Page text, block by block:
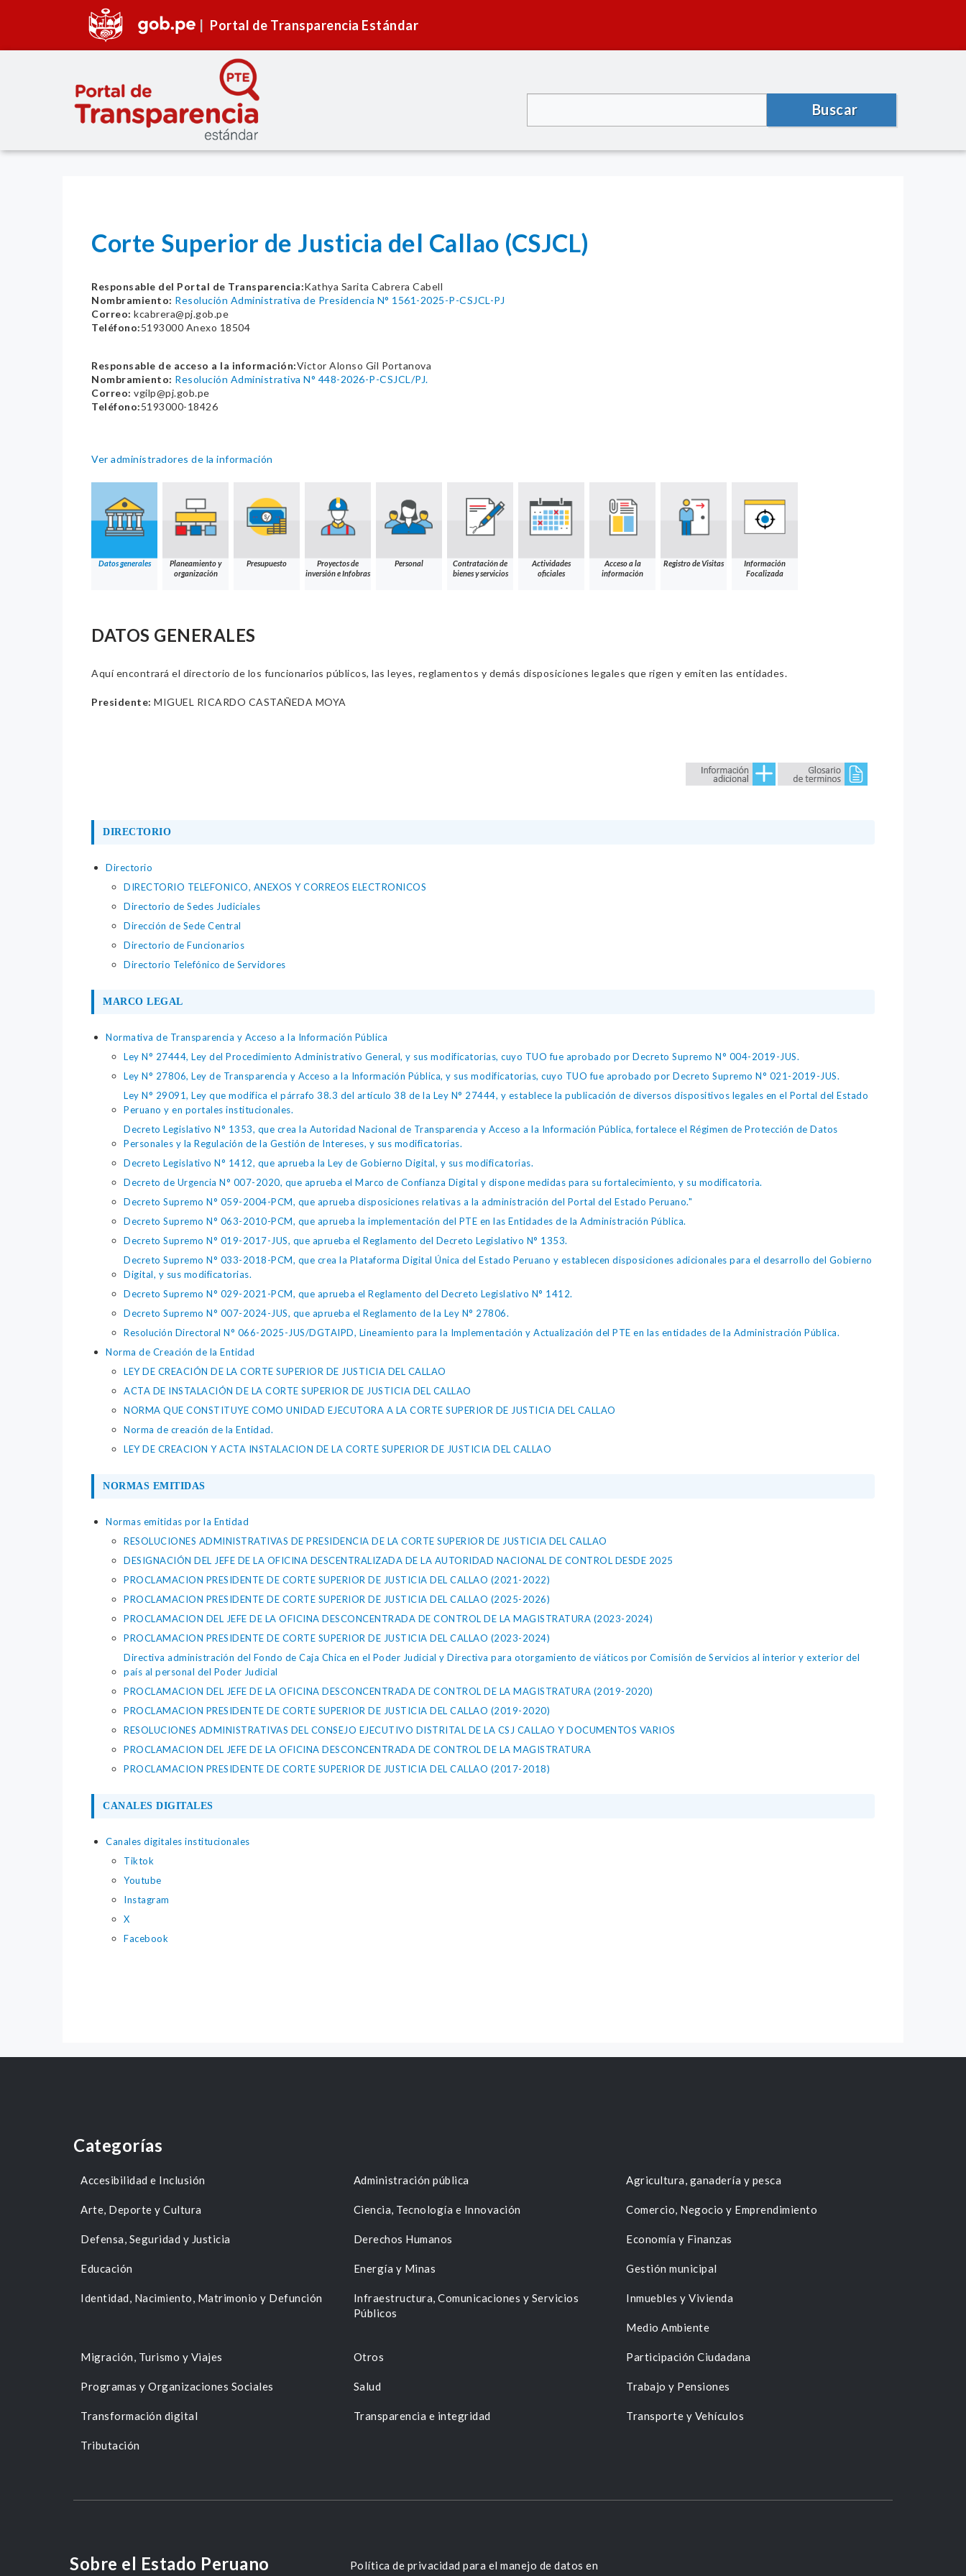
Portal de Transparencia Estándar
Buscar
Corte Superior de Justicia del Callao (CSJCL)
Responsable del Portal de Transparencia:Kathya Sarita Cabrera Cabell
Nombramiento: Resolución Administrativa de Presidencia N° 1561-2025-P-CSJCL-PJ
Correo: kcabrera@pj.gob.pe
Teléfono:5193000 Anexo 18504
Responsable de acceso a la información:Victor Alonso Gil Portanova
Nombramiento: Resolución Administrativa N° 448-2026-P-CSJCL/PJ.
Correo: vgilp@pj.gob.pe
Teléfono:5193000-18426
Ver administradores de la información
Datos generales
Planeamiento y
organización
Presupuesto
Proyectos de
inversión e Infobras
Personal
Contratación de
bienes y servicios
Actividades
oficiales
Acceso a la
información
Registro de Visitas
Información
Focalizada
DATOS GENERALES
Aquí encontrará el directorio de los funcionarios públicos, las leyes, reglamentos y demás disposiciones legales que rigen y emiten las entidades.
Presidente: MIGUEL RICARDO CASTAÑEDA MOYA
DIRECTORIO
Directorio
DIRECTORIO TELEFONICO, ANEXOS Y CORREOS ELECTRONICOS
Directorio de Sedes Judiciales
Dirección de Sede Central
Directorio de Funcionarios
Directorio Telefónico de Servidores
MARCO LEGAL
Normativa de Transparencia y Acceso a la Información Pública
Ley N° 27444, Ley del Procedimiento Administrativo General, y sus modificatorias, cuyo TUO fue aprobado por Decreto Supremo N° 004-2019-JUS.
Ley N° 27806, Ley de Transparencia y Acceso a la Información Pública, y sus modificatorias, cuyo TUO fue aprobado por Decreto Supremo N° 021-2019-JUS.
Ley N° 29091, Ley que modifica el párrafo 38.3 del artículo 38 de la Ley N° 27444, y establece la publicación de diversos dispositivos legales en el Portal del Estado
Peruano y en portales institucionales.
Decreto Legislativo N° 1353, que crea la Autoridad Nacional de Transparencia y Acceso a la Información Pública, fortalece el Régimen de Protección de Datos
Personales y la Regulación de la Gestión de Intereses, y sus modificatorias.
Decreto Legislativo N° 1412, que aprueba la Ley de Gobierno Digital, y sus modificatorias.
Decreto de Urgencia N° 007-2020, que aprueba el Marco de Confianza Digital y dispone medidas para su fortalecimiento, y su modificatoria.
Decreto Supremo N° 059-2004-PCM, que aprueba disposiciones relativas a la administración del Portal del Estado Peruano."
Decreto Supremo N° 063-2010-PCM, que aprueba la implementación del PTE en las Entidades de la Administración Pública.
Decreto Supremo N° 019-2017-JUS, que aprueba el Reglamento del Decreto Legislativo N° 1353.
Decreto Supremo N° 033-2018-PCM, que crea la Plataforma Digital Única del Estado Peruano y establecen disposiciones adicionales para el desarrollo del Gobierno
Digital, y sus modificatorias.
Decreto Supremo N° 029-2021-PCM, que aprueba el Reglamento del Decreto Legislativo N° 1412.
Decreto Supremo N° 007-2024-JUS, que aprueba el Reglamento de la Ley N° 27806.
Resolución Directoral N° 066-2025-JUS/DGTAIPD, Lineamiento para la Implementación y Actualización del PTE en las entidades de la Administración Pública.
Norma de Creación de la Entidad
LEY DE CREACIÓN DE LA CORTE SUPERIOR DE JUSTICIA DEL CALLAO
ACTA DE INSTALACIÓN DE LA CORTE SUPERIOR DE JUSTICIA DEL CALLAO
NORMA QUE CONSTITUYE COMO UNIDAD EJECUTORA A LA CORTE SUPERIOR DE JUSTICIA DEL CALLAO
Norma de creación de la Entidad.
LEY DE CREACION Y ACTA INSTALACION DE LA CORTE SUPERIOR DE JUSTICIA DEL CALLAO
NORMAS EMITIDAS
Normas emitidas por la Entidad
RESOLUCIONES ADMINISTRATIVAS DE PRESIDENCIA DE LA CORTE SUPERIOR DE JUSTICIA DEL CALLAO
DESIGNACIÓN DEL JEFE DE LA OFICINA DESCENTRALIZADA DE LA AUTORIDAD NACIONAL DE CONTROL DESDE 2025
PROCLAMACION PRESIDENTE DE CORTE SUPERIOR DE JUSTICIA DEL CALLAO (2021-2022)
PROCLAMACION PRESIDENTE DE CORTE SUPERIOR DE JUSTICIA DEL CALLAO (2025-2026)
PROCLAMACION DEL JEFE DE LA OFICINA DESCONCENTRADA DE CONTROL DE LA MAGISTRATURA (2023-2024)
PROCLAMACION PRESIDENTE DE CORTE SUPERIOR DE JUSTICIA DEL CALLAO (2023-2024)
Directiva administración del Fondo de Caja Chica en el Poder Judicial y Directiva para otorgamiento de viáticos por Comisión de Servicios al interior y exterior del
país al personal del Poder Judicial
PROCLAMACION DEL JEFE DE LA OFICINA DESCONCENTRADA DE CONTROL DE LA MAGISTRATURA (2019-2020)
PROCLAMACION PRESIDENTE DE CORTE SUPERIOR DE JUSTICIA DEL CALLAO (2019-2020)
RESOLUCIONES ADMINISTRATIVAS DEL CONSEJO EJECUTIVO DISTRITAL DE LA CSJ CALLAO Y DOCUMENTOS VARIOS
PROCLAMACION DEL JEFE DE LA OFICINA DESCONCENTRADA DE CONTROL DE LA MAGISTRATURA
PROCLAMACION PRESIDENTE DE CORTE SUPERIOR DE JUSTICIA DEL CALLAO (2017-2018)
CANALES DIGITALES
Canales digitales institucionales
Tiktok
Youtube
Instagram
X
Facebook
Categorías
Accesibilidad e Inclusión Administración pública Agricultura, ganadería y pesca
Arte, Deporte y Cultura Ciencia, Tecnología e Innovación Comercio, Negocio y Emprendimiento
Defensa, Seguridad y Justicia Derechos Humanos Economía y Finanzas
Educación Energía y Minas Gestión municipal
Identidad, Nacimiento, Matrimonio y Defunción
Infraestructura, Comunicaciones y Servicios
Públicos
Inmuebles y Vivienda
Medio Ambiente
Migración, Turismo y Viajes Otros Participación Ciudadana
Programas y Organizaciones Sociales Salud Trabajo y Pensiones
Transformación digital Transparencia e integridad Transporte y Vehículos
Tributación
Sobre el Estado Peruano
Política de privacidad para el manejo de datos en